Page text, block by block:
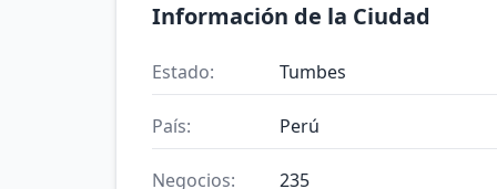
Información de la Ciudad
Estado: Tumbes
País: Perú
Negocios: 235